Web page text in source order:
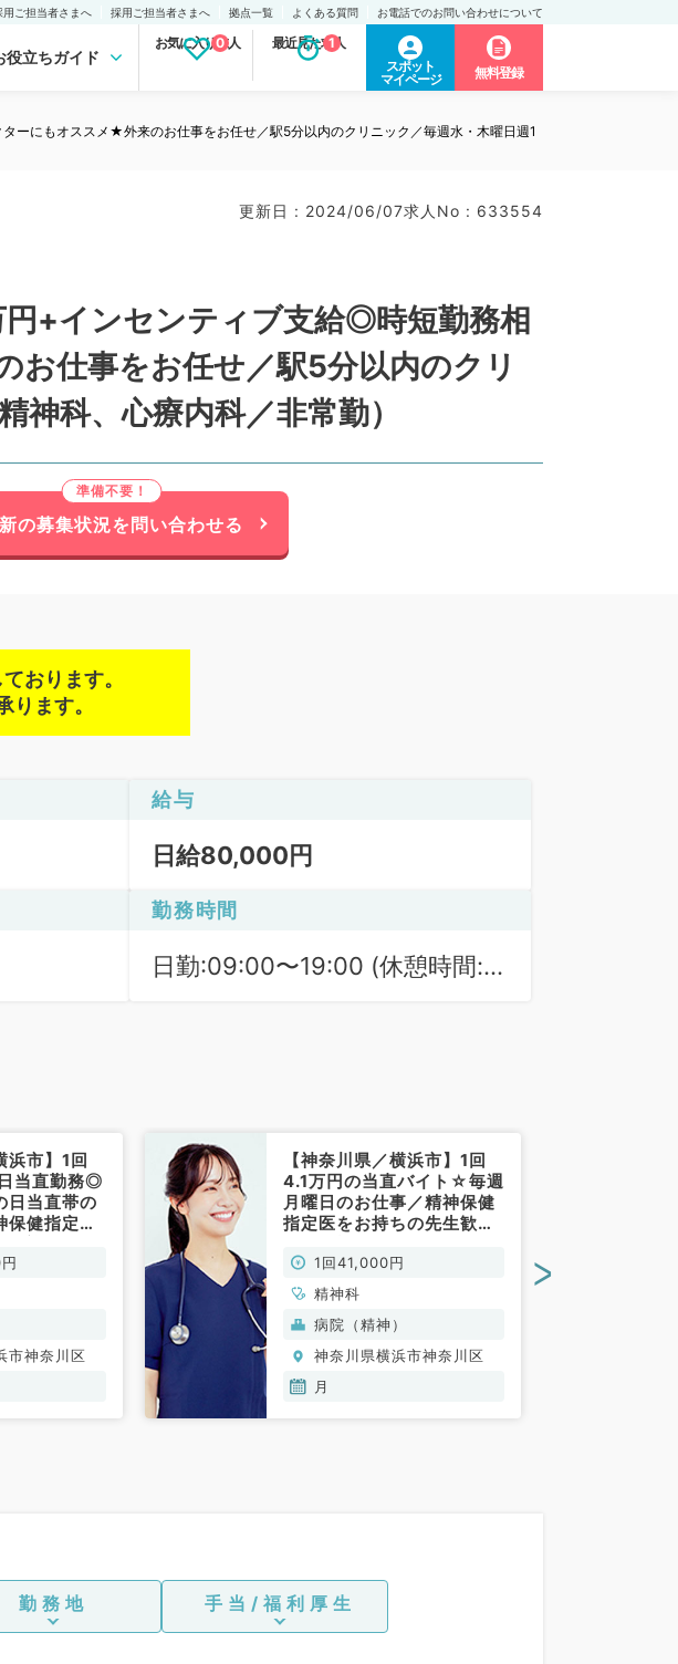
用ご担当者さまへ 採用ご担当者さまへ 拠点一覧 よくある質問 お電話でのお問い合わせについて
役立ちガイド
お気に入り求人
0 最近見た求人
1
スポット
マイページ
無料登録
にもオススメ★外来のお仕事をお任せ／駅5分以内のクリニック／毎週水・木曜日週1
更新日 : 2024/06/07求人No : 633554
+インセンティブ支給◎時短勤務相
仕事をお任せ／駅5分以内のクリ
神科、心療内科／非常勤）
の募集状況を問い合わせる
おります。
ります。
給与
日給80,000円
勤務時間
日勤:09:00〜19:00 (休憩時間:
浜市】1回
当直勤務◎
日当直帯の
保健指定医
）
市神奈川区
【神奈川県／横浜市】1回
4.1万円の当直バイト☆毎週
月曜日のお仕事／精神保健
指定医をお持ちの先生歓迎
1回41,000円
精神科
病院（精神）
神奈川県横浜市神奈川区
月
>
勤務地 手当/福利厚生